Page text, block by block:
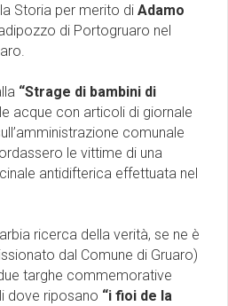
Storia per merito di Adamo
di Portogruaro nel
“Strage di bambini di
acque con articoli di giornale
comunale
le vittime di una
antidifterica effettuata nel
ricerca della verità, se ne è
dal Comune di Gruaro)
targhe commemorative
dove riposano “i fioi de la